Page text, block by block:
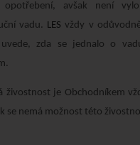
opotřebení, avšak není
vadu. LES vždy v
zda se jednalo o
živostnost je Obchodníkem
se nemá možnost této